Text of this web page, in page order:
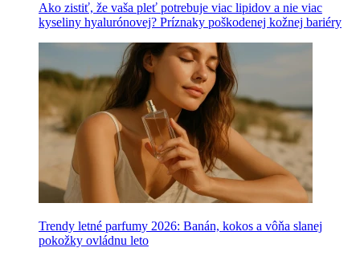
Ako zistiť, že vaša pleť potrebuje viac lipidov a nie viac
kyseliny hyalurónovej? Príznaky poškodenej kožnej bariéry
Trendy letné parfumy 2026: Banán, kokos a vôňa slanej
pokožky ovládnu leto